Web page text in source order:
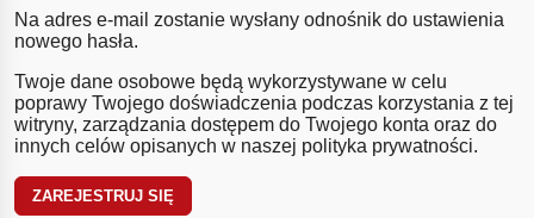
Na adres e-mail zostanie wysłany odnośnik do ustawienia
nowego hasła.
Twoje dane osobowe będą wykorzystywane w celu
poprawy Twojego doświadczenia podczas korzystania z tej
witryny, zarządzania dostępem do Twojego konta oraz do
innych celów opisanych w naszej polityka prywatności.
ZAREJESTRUJ SIĘ